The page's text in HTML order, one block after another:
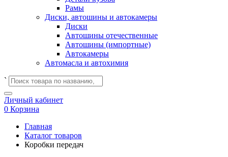
Рамы
Диски, автошины и автокамеры
Диски
Автошины отечественные
Автошины (импортные)
Автокамеры
Автомасла и автохимия
`
Личный кабинет
0 Корзина
Главная
Каталог товаров
Коробки передач